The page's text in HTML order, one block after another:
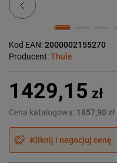
Kod EAN:2000002155270
Producent:Thule
1429,15 zł
Cena katalogowa: 1857,90 zł
Kliknij i negocjuj cenę